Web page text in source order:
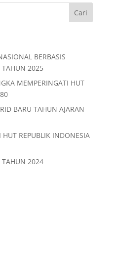
e
BERBASIS
TAHUN 2025
MEMPERINGATI HUT
BARU TAHUN AJARAN
REPUBLIK INDONESIA
TAHUN 2024